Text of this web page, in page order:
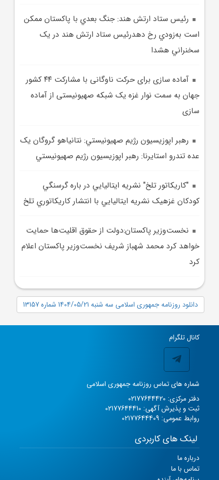
رئيس ستاد ارتش هند: جنگ بعدي با پاکستان ممکن
است به‌زودي رخ دهدرئيس ستاد ارتش هند در يک
سخنراني هشدا
آماده سازی برای حرکت ناوگانی با مشارکت ۴۴ کشور
جهان به سمت نوار غزه یک شبکه صهیونیستی از آماده
سازی
رهبر اپوزيسيون رژيم صهيونيستي: نتانياهو گروگان يک
عده تندرو استايرنا: رهبر اپوزيسيون رژيم صهيونيستي
"کاريکاتور تلخ" نشريه ايتاليايي در باره گرسنگي
کودکان غزهيک نشريه ايتاليايي با انتشار کاريکاتوري تلخ
نخست‌وزير پاکستان:دولت از حقوق اقليت‌ها حمايت
خواهد کرد محمد شهباز شريف نخست‌وزير پاکستان اعلام
کرد
دانلود روزنامه جمهوری اسلامی سه شنبه 1404/05/21 شماره 13157
کانال تلگرام
شماره های تماس روزنامه جمهوری اسلامی
دفتر مرکزی: 02177644420
ثبت و پذیرش آگهی: 02177644410
روابط عمومی: 02177644409
لینک های کاربردی
درباره ما
تماس با ما